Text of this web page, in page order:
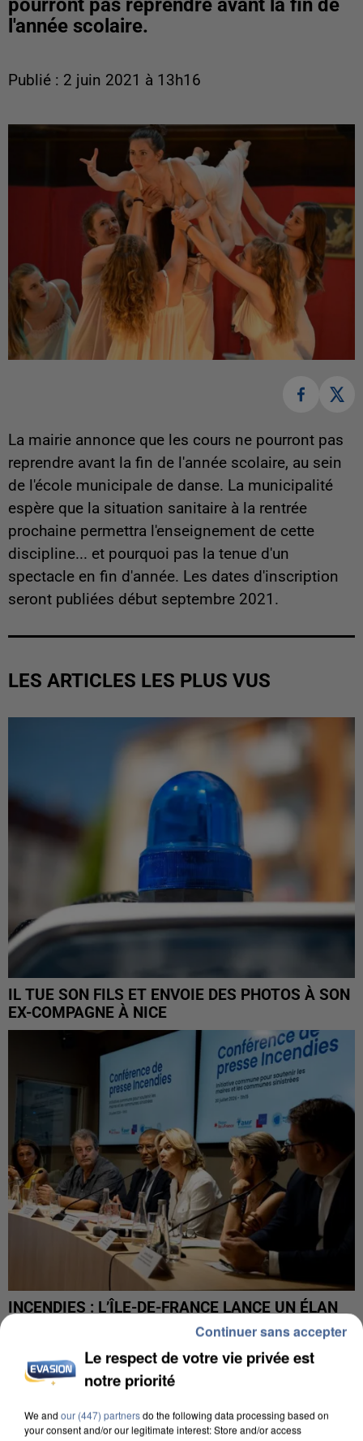
pourront pas reprendre avant la fin de
l'année scolaire.
Publié : 2 juin 2021 à 13h16
La mairie annonce que les cours ne pourront pas
reprendre avant la fin de l'année scolaire, au sein
de l'école municipale de danse. La municipalité
espère que la situation sanitaire à la rentrée
prochaine permettra l'enseignement de cette
discipline... et pourquoi pas la tenue d'un
spectacle en fin d'année. Les dates d'inscription
seront publiées début septembre 2021.
LES ARTICLES LES PLUS VUS
IL TUE SON FILS ET ENVOIE DES PHOTOS À SON
EX-COMPAGNE À NICE
INCENDIES : L’ÎLE-DE-FRANCE LANCE UN ÉLAN
DE SOLIDARITÉ AVEC LES...
Le respect de votre vie privée est
notre priorité
We and our (447) partnersdo the following data processing based on
your consent and/or our legitimate interest: Store and/or access
Continuer sans accepter